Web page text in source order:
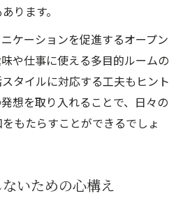
ります。
ケーションを促進するオープン
や仕事に使える多目的ルームの
タイルに対応する工夫もヒント
想を取り入れることで、日々の
もたらすことができるでしょ
いための心構え